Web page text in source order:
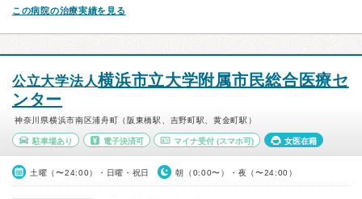
この病院の治療実績を見る
公立大学法人横浜市立大学附属市民総合医療セ
ンター
神奈川県横浜市南区浦舟町（阪東橋駅、吉野町駅、黄金町駅）
駐車場あり 電子決済可 マイナ受付 (スマホ可) 女医在籍
土曜（〜24:00）・日曜・祝日 朝（0:00〜）・夜（〜24:00）